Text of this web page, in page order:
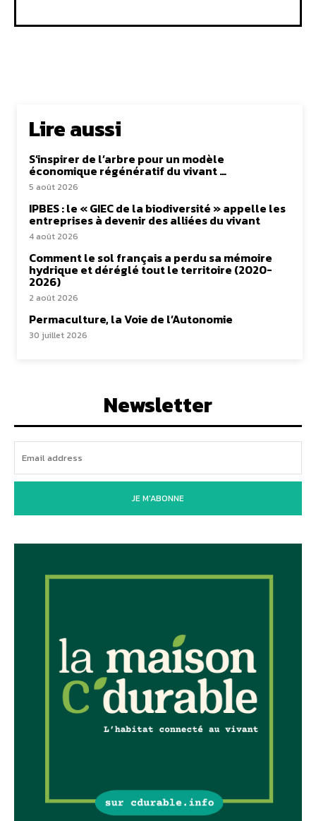
Lire aussi
S’inspirer de l’arbre pour un modèle
économique régénératif du vivant …
5 août 2026
IPBES : le « GIEC de la biodiversité » appelle les
entreprises à devenir des alliées du vivant
4 août 2026
Comment le sol français a perdu sa mémoire
hydrique et déréglé tout le territoire (2020-
2026)
2 août 2026
Permaculture, la Voie de l’Autonomie
30 juillet 2026
Newsletter
JE M'ABONNE